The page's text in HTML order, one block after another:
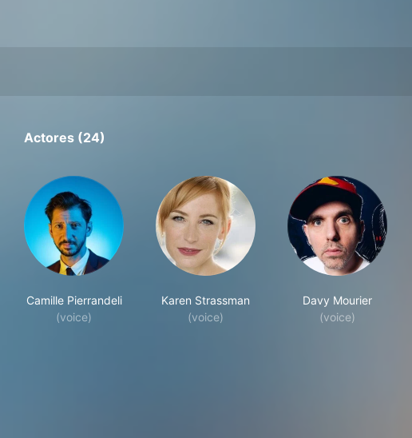
Actores (24)
Camille Pierrandeli
(voice)
Karen Strassman
(voice)
Davy Mourier
(voice)